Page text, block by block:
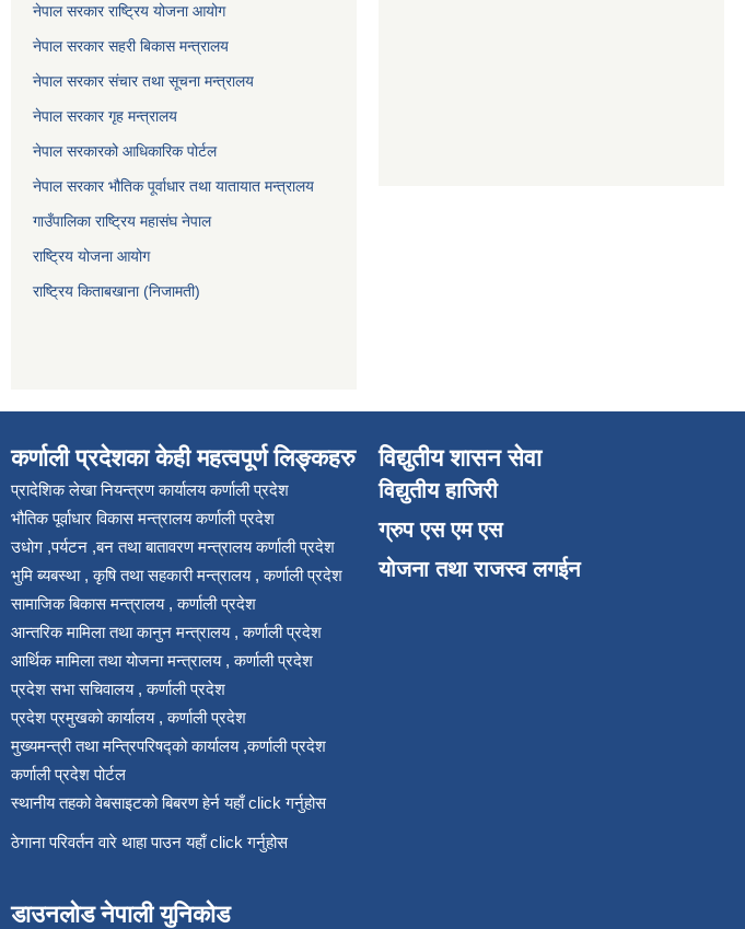
नेपाल सरकार राष्ट्रिय योजना आयोग
नेपाल सरकार सहरी बिकास मन्त्रालय
नेपाल सरकार संचार तथा सूचना मन्त्रालय
नेपाल सरकार गृह मन्त्रालय
नेपाल सरकारको आधिकारिक पोर्टल
नेपाल सरकार भौतिक पूर्वाधार तथा यातायात मन्त्रालय
गाउँपालिका राष्ट्रिय महासंघ नेपाल
राष्ट्रिय योजना आयोग
राष्ट्रिय किताबखाना (निजामती)
कर्णाली प्रदेशका केही महत्वपूर्ण लिङ्कहरु
प्रादेशिक लेखा नियन्त्रण कार्यालय कर्णाली प्रदेश
भौतिक पूर्वाधार विकास मन्त्रालय कर्णाली प्रदेश
उधोग ,पर्यटन ,बन तथा बातावरण मन्त्रालय कर्णाली प्रदेश
भुमि ब्यबस्था , कृषि तथा सहकारी मन्त्रालय , कर्णाली प्रदेश
सामाजिक बिकास मन्त्रालय , कर्णाली प्रदेश
आन्तरिक मामिला तथा कानुन मन्त्रालय , कर्णाली प्रदेश
आर्थिक मामिला तथा योजना मन्त्रालय , कर्णाली प्रदेश
प्रदेश सभा सचिवालय , कर्णाली प्रदेश
प्रदेश प्रमुखको कार्यालय , कर्णाली प्रदेश
मुख्यमन्त्री तथा मन्त्रिपरिषद्को कार्यालय ,कर्णाली प्रदेश
कर्णाली प्रदेश पोर्टल
स्थानीय तहको वेबसाइटको बिबरण हेर्न यहाँ click गर्नुहोस
ठेगाना परिवर्तन वारे थाहा पाउन यहाँ click गर्नुहोस
डाउनलोड नेपाली युनिकोड
विद्युतीय शासन सेवा
विद्युतीय हाजिरी
ग्रुप एस एम एस
योजना तथा राजस्व लगईन